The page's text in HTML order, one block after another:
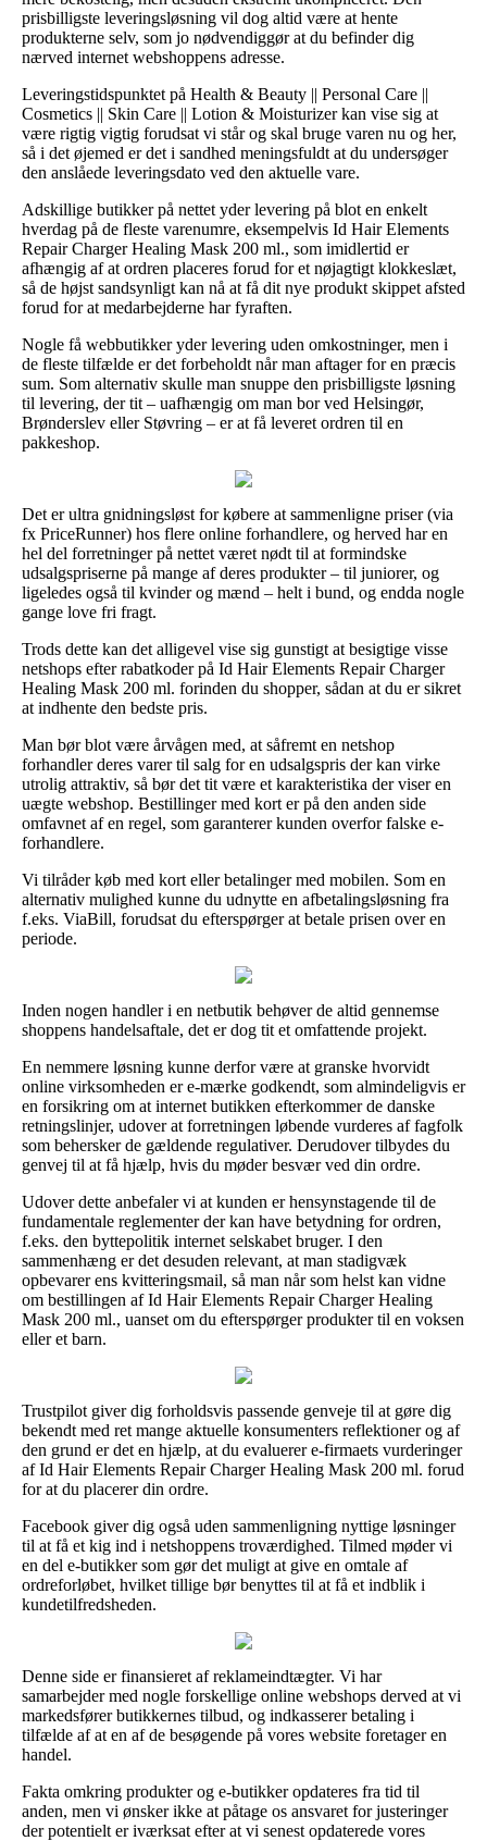
prisbilligste leveringsløsning vil dog altid være at hente
produkterne selv, som jo nødvendiggør at du befinder dig
nærved internet webshoppens adresse.
Leveringstidspunktet på Health & Beauty || Personal Care ||
Cosmetics || Skin Care || Lotion & Moisturizer kan vise sig at
være rigtig vigtig forudsat vi står og skal bruge varen nu og her,
så i det øjemed er det i sandhed meningsfuldt at du undersøger
den anslåede leveringsdato ved den aktuelle vare.
Adskillige butikker på nettet yder levering på blot en enkelt
hverdag på de fleste varenumre, eksempelvis Id Hair Elements
Repair Charger Healing Mask 200 ml., som imidlertid er
afhængig af at ordren placeres forud for et nøjagtigt klokkeslæt,
så de højst sandsynligt kan nå at få dit nye produkt skippet afsted
forud for at medarbejderne har fyraften.
Nogle få webbutikker yder levering uden omkostninger, men i
de fleste tilfælde er det forbeholdt når man aftager for en præcis
sum. Som alternativ skulle man snuppe den prisbilligste løsning
til levering, der tit – uafhængig om man bor ved Helsingør,
Brønderslev eller Støvring – er at få leveret ordren til en
pakkeshop.
Det er ultra gnidningsløst for købere at sammenligne priser (via
fx PriceRunner) hos flere online forhandlere, og herved har en
hel del forretninger på nettet været nødt til at formindske
udsalgspriserne på mange af deres produkter – til juniorer, og
ligeledes også til kvinder og mænd – helt i bund, og endda nogle
gange love fri fragt.
Trods dette kan det alligevel vise sig gunstigt at besigtige visse
netshops efter rabatkoder på Id Hair Elements Repair Charger
Healing Mask 200 ml. forinden du shopper, sådan at du er sikret
at indhente den bedste pris.
Man bør blot være årvågen med, at såfremt en netshop
forhandler deres varer til salg for en udsalgspris der kan virke
utrolig attraktiv, så bør det tit være et karakteristika der viser en
uægte webshop. Bestillinger med kort er på den anden side
omfavnet af en regel, som garanterer kunden overfor falske e-
forhandlere.
Vi tilråder køb med kort eller betalinger med mobilen. Som en
alternativ mulighed kunne du udnytte en afbetalingsløsning fra
f.eks. ViaBill, forudsat du efterspørger at betale prisen over en
periode.
Inden nogen handler i en netbutik behøver de altid gennemse
shoppens handelsaftale, det er dog tit et omfattende projekt.
En nemmere løsning kunne derfor være at granske hvorvidt
online virksomheden er e-mærke godkendt, som almindeligvis er
en forsikring om at internet butikken efterkommer de danske
retningslinjer, udover at forretningen løbende vurderes af fagfolk
som behersker de gældende regulativer. Derudover tilbydes du
genvej til at få hjælp, hvis du møder besvær ved din ordre.
Udover dette anbefaler vi at kunden er hensynstagende til de
fundamentale reglementer der kan have betydning for ordren,
f.eks. den byttepolitik internet selskabet bruger. I den
sammenhæng er det desuden relevant, at man stadigvæk
opbevarer ens kvitteringsmail, så man når som helst kan vidne
om bestillingen af Id Hair Elements Repair Charger Healing
Mask 200 ml., uanset om du efterspørger produkter til en voksen
eller et barn.
Trustpilot giver dig forholdsvis passende genveje til at gøre dig
bekendt med ret mange aktuelle konsumenters reflektioner og af
den grund er det en hjælp, at du evaluerer e-firmaets vurderinger
af Id Hair Elements Repair Charger Healing Mask 200 ml. forud
for at du placerer din ordre.
Facebook giver dig også uden sammenligning nyttige løsninger
til at få et kig ind i netshoppens troværdighed. Tilmed møder vi
en del e-butikker som gør det muligt at give en omtale af
ordreforløbet, hvilket tillige bør benyttes til at få et indblik i
kundetilfredsheden.
Denne side er finansieret af reklameindtægter. Vi har
samarbejder med nogle forskellige online webshops derved at vi
markedsfører butikkernes tilbud, og indkasserer betaling i
tilfælde af at en af de besøgende på vores website foretager en
handel.
Fakta omkring produkter og e-butikker opdateres fra tid til
anden, men vi ønsker ikke at påtage os ansvaret for justeringer
der potentielt er iværksat efter at vi senest opdaterede vores